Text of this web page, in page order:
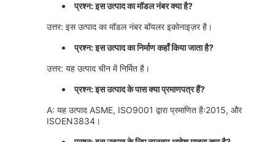
प्रश्न: इस उत्पाद का मॉडल नंबर क्या है?
उत्तर: इस उत्पाद का मॉडल नंबर बॉयलर इकोनाइज़र है।
प्रश्न: इस उत्पाद का निर्माण कहाँ किया जाता है?
उत्तर: यह उत्पाद चीन में निर्मित है।
प्रश्न: इस उत्पाद के पास क्या प्रमाणपत्र हैं?
A: यह उत्पाद ASME, ISO9001 द्वारा प्रमाणित हैः2015, और
ISOEN3834।